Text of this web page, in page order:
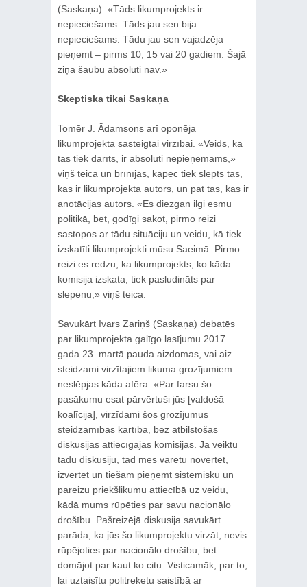
(Saskaņa): «Tāds likumprojekts ir
nepieciešams. Tāds jau sen bija
nepieciešams. Tādu jau sen vajadzēja
pieņemt – pirms 10, 15 vai 20 gadiem. Šajā
ziņā šaubu absolūti nav.»
Skeptiska tikai Saskaņa
Tomēr J. Ādamsons arī oponēja
likumprojekta sasteigtai virzībai. «Veids, kā
tas tiek darīts, ir absolūti nepieņemams,»
viņš teica un brīnījās, kāpēc tiek slēpts tas,
kas ir likumprojekta autors, un pat tas, kas ir
anotācijas autors. «Es diezgan ilgi esmu
politikā, bet, godīgi sakot, pirmo reizi
sastopos ar tādu situāciju un veidu, kā tiek
izskatīti likumprojekti mūsu Saeimā. Pirmo
reizi es redzu, ka likumprojekts, ko kāda
komisija izskata, tiek pasludināts par
slepenu,» viņš teica.
Savukārt Ivars Zariņš (Saskaņa) debatēs
par likumprojekta galīgo lasījumu 2017.
gada 23. martā pauda aizdomas, vai aiz
steidzami virzītajiem likuma grozījumiem
neslēpjas kāda afēra: «Par farsu šo
pasākumu esat pārvērtuši jūs [valdošā
koalīcija], virzīdami šos grozījumus
steidzamības kārtībā, bez atbilstošas
diskusijas attiecīgajās komisijās. Ja veiktu
tādu diskusiju, tad mēs varētu novērtēt,
izvērtēt un tiešām pieņemt sistēmisku un
pareizu priekšlikumu attiecībā uz veidu,
kādā mums rūpēties par savu nacionālo
drošību. Pašreizējā diskusija savukārt
parāda, ka jūs šo likumprojektu virzāt, nevis
rūpējoties par nacionālo drošību, bet
domājot par kaut ko citu. Visticamāk, par to,
lai uztaisītu politreketu saistībā ar